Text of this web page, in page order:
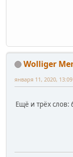
Wolliger
января 11, 2020, 13:09
Ещё и трёх слов: